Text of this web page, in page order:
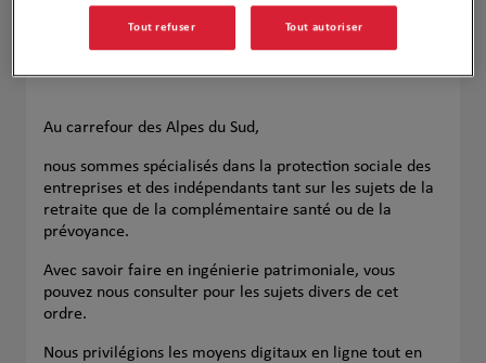
Au carrefour des Alpes du Sud,
nous sommes spécialisés dans la protection sociale des
entreprises et des indépendants tant sur les sujets de la
retraite que de la complémentaire santé ou de la
prévoyance.
Avec savoir faire en ingénierie patrimoniale, vous
pouvez nous consulter pour les sujets divers de cet
ordre.
Nous privilégions les moyens digitaux en ligne tout en
Tout refuser Tout autoriser